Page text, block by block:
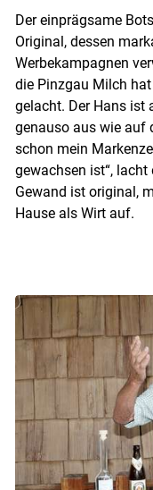
Der einprägsame
Original, dessen
Werbekampagnen
die Pinzgau Milch
gelacht. Der Hans ist
genauso aus wie auf
schon mein
gewachsen ist“,
Gewand ist original,
Hause als Wirt auf.